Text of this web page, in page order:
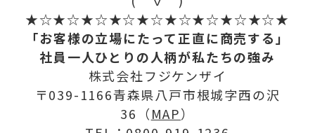
★☆★☆★☆★☆★☆★☆★☆★☆★☆★
「お客様の立場にたって正直に商売する」
社員一人ひとりの人柄が私たちの強み
株式会社フジケンザイ
〒039-1166青森県八戸市根城字西の沢
36（MAP）